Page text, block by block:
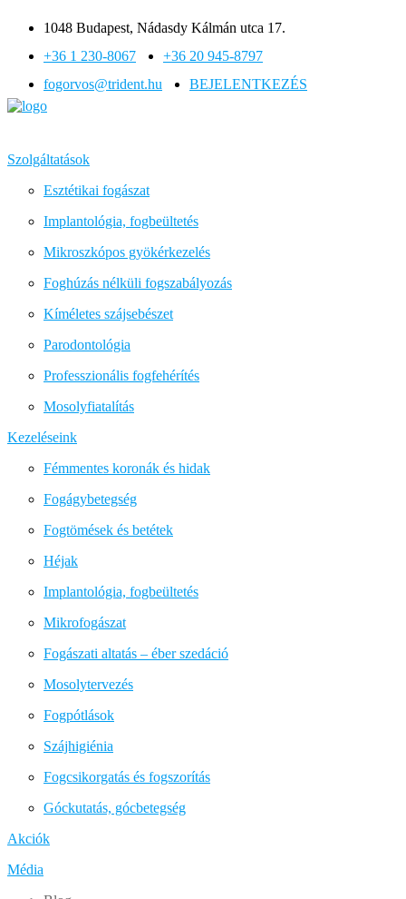
1048 Budapest, Nádasdy Kálmán utca 17.
+36 1 230-8067
+36 20 945-8797
fogorvos@trident.hu
BEJELENTKEZÉS
Szolgáltatások
Esztétikai fogászat
Implantológia, fogbeültetés
Mikroszkópos gyökérkezelés
Foghúzás nélküli fogszabályozás
Kíméletes szájsebészet
Parodontológia
Professzionális fogfehérítés
Mosolyfiatalítás
Kezeléseink
Fémmentes koronák és hidak
Fogágybetegség
Fogtömések és betétek
Héjak
Implantológia, fogbeültetés
Mikrofogászat
Fogászati altatás – éber szedáció
Mosolytervezés
Fogpótlások
Szájhigiénia
Fogcsikorgatás és fogszorítás
Góckutatás, gócbetegség
Akciók
Média